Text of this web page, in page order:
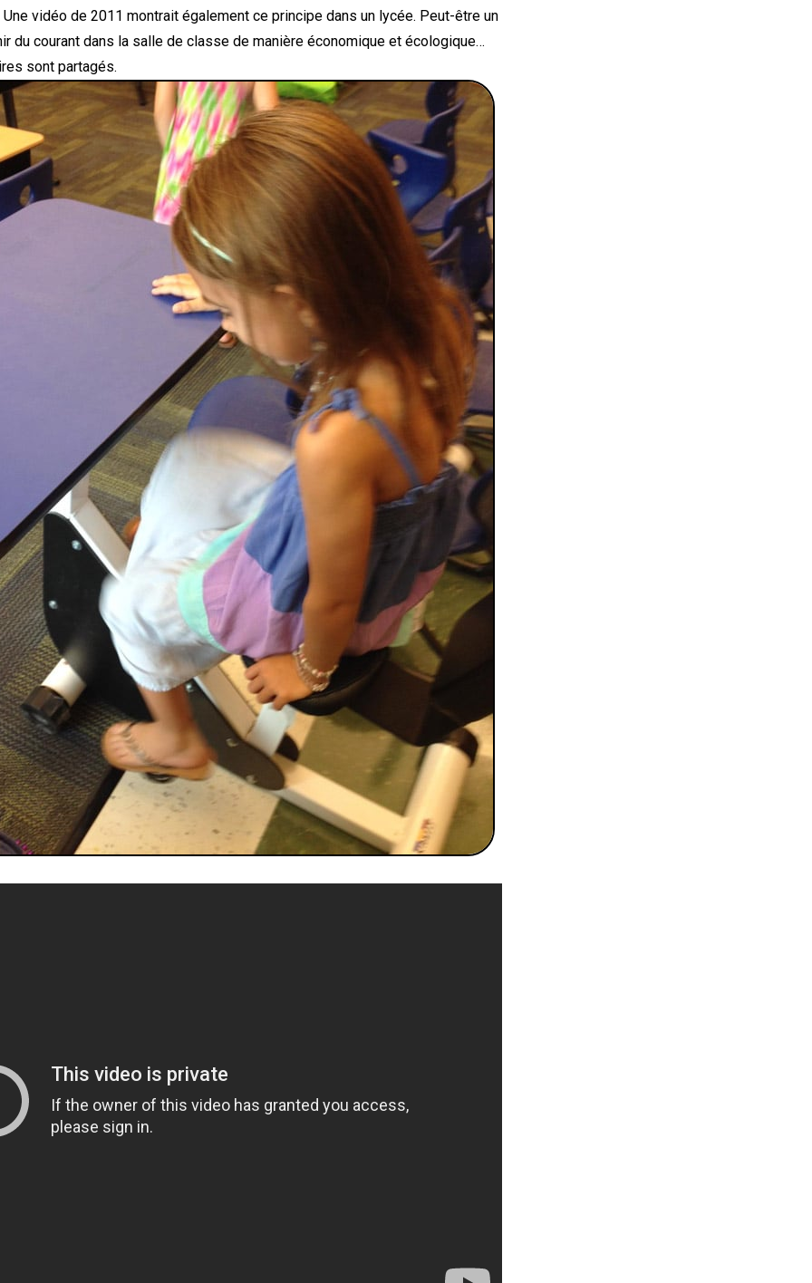
vidéo de 2011 montrait également ce principe dans un lycée. Peut-être un
du courant dans la salle de classe de manière économique et écologique…
sont partagés.